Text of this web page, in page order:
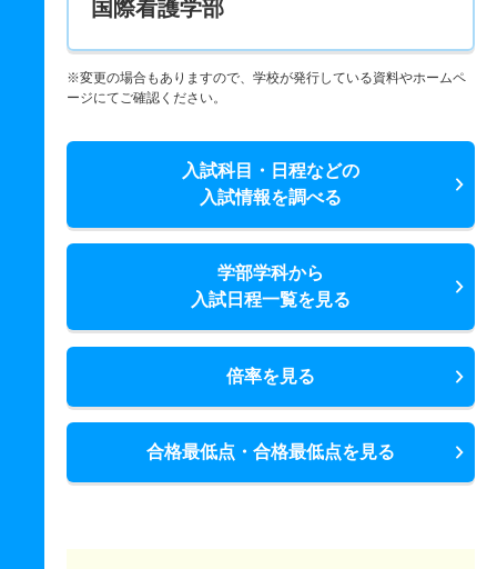
国際看護学部
※変更の場合もありますので、学校が発行している資料やホームペ
ージにてご確認ください。
入試科目・日程などの
入試情報を調べる
学部学科から
入試日程一覧を見る
倍率を見る
合格最低点・合格最低点を見る